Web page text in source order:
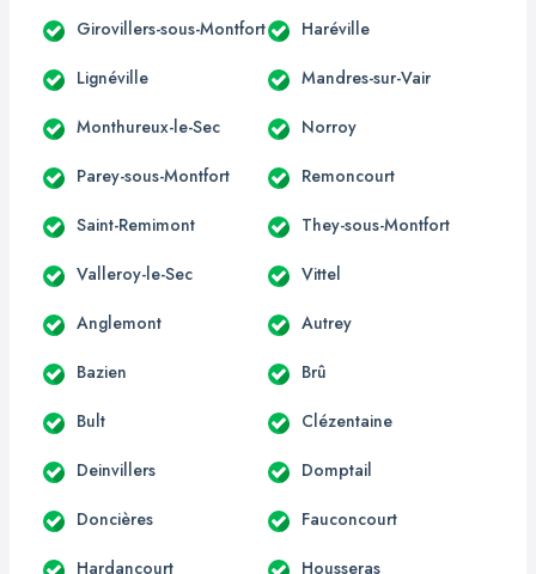
Girovillers-sous-Montfort Haréville
Lignéville Mandres-sur-Vair
Monthureux-le-Sec Norroy
Parey-sous-Montfort Remoncourt
Saint-Remimont They-sous-Montfort
Valleroy-le-Sec Vittel
Anglemont Autrey
Bazien Brû
Bult Clézentaine
Deinvillers Domptail
Doncières Fauconcourt
Hardancourt Housseras